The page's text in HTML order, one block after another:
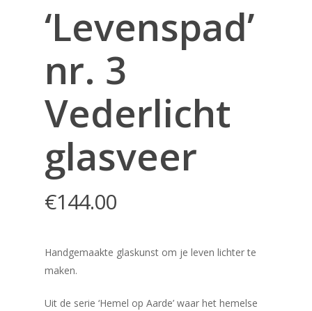
‘Levenspad’
nr. 3
Vederlicht
glasveer
€144.00
Handgemaakte glaskunst om je leven lichter te
maken.
Uit de serie ‘Hemel op Aarde’ waar het hemelse